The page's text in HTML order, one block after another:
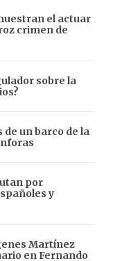
el actuar
crimen de
sobre la
de un barco de la
por
y
Martínez
en Fernando